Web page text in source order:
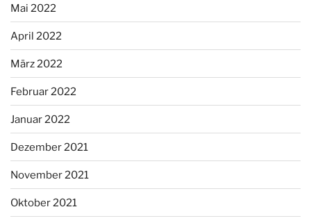
Mai 2022
April 2022
März 2022
Februar 2022
Januar 2022
Dezember 2021
November 2021
Oktober 2021